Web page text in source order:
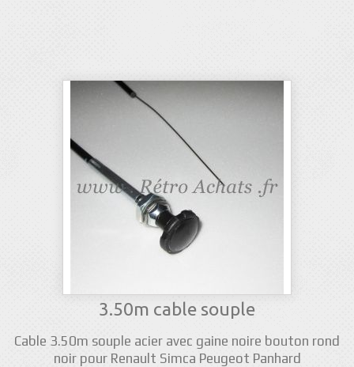
3.50m cable souple
Cable 3.50m souple acier avec gaine noire bouton rond
noir pour Renault Simca Peugeot Panhard